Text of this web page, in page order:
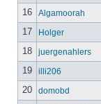
16 Algamoorah
17 Holger
18 juergenahlers
19 illi206
20 domobd